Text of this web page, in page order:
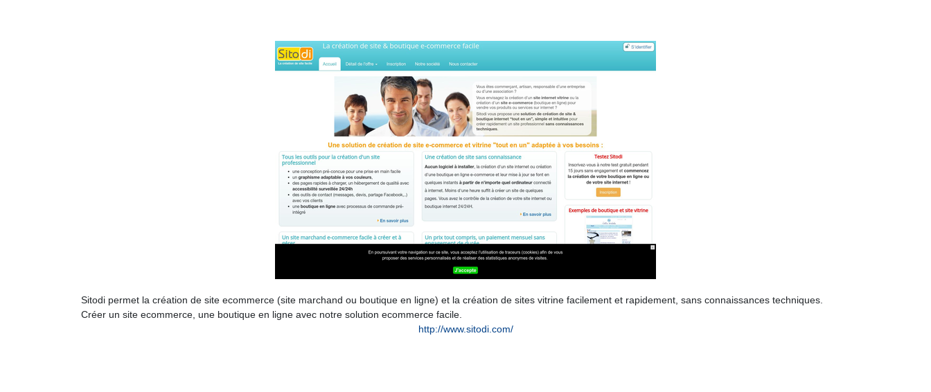
Sitodi permet la création de site ecommerce (site marchand ou boutique en ligne) et la création de sites vitrine facilement et rapidement, sans connaissances techniques.
Créer un site ecommerce, une boutique en ligne avec notre solution ecommerce facile.
http://www.sitodi.com/